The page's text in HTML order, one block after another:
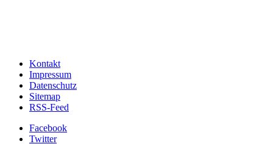
Kontakt
Impressum
Datenschutz
Sitemap
RSS-Feed
Facebook
Twitter